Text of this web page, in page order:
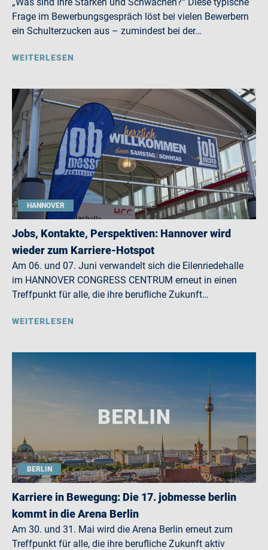
Frage im Bewerbungsgespräch löst bei vielen Bewerbern
ein Schulterzucken aus – zumindest bei der…
WEITERLESEN
HANNOVER
Jobs, Kontakte, Perspektiven: Hannover wird
wieder zum Karriere-Hotspot
Am 06. und 07. Juni verwandelt sich die Eilenriedehalle
im HANNOVER CONGRESS CENTRUM erneut in einen
Treffpunkt für alle, die ihre berufliche Zukunft…
WEITERLESEN
BERLIN
Karriere in Bewegung: Die 17. jobmesse berlin
kommt in die Arena Berlin
Am 30. und 31. Mai wird die Arena Berlin erneut zum
Treffpunkt für alle, die ihre berufliche Zukunft aktiv